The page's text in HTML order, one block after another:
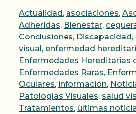
Categorías
Actualidad, asociaciones,
Adheridas, Bienestar,
Conclusiones, Discapacidad,
visual, enfermedad
Enfermedades Hereditarias
Enfermedades Raras,
Oculares, información,
Patologías Visuales, salud
Tratamientos, últimas